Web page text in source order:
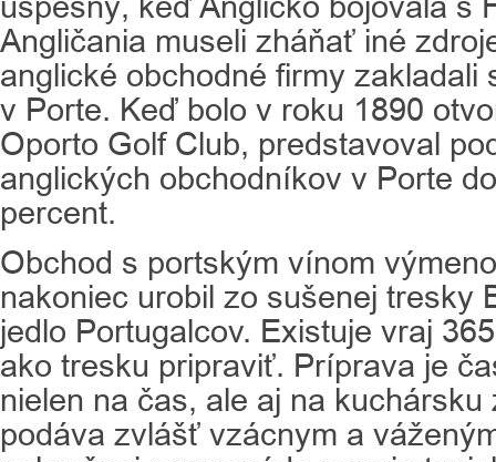
Angličania museli zháňať iné
anglické obchodné firmy zakladali
v Porte. Keď bolo v roku 1890
Oporto Golf Club, predstavoval
anglických obchodníkov v Porte
percent.
Obchod s portským vínom
nakoniec urobil zo sušenej tresky
jedlo Portugalcov. Existuje vraj
ako tresku pripraviť. Príprava je
nielen na čas, ale aj na
podáva zvlášť vzácnym a